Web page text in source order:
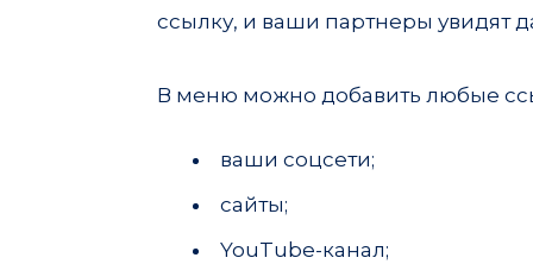
ссылку, и ваши партнеры увидят
В меню можно добавить любые
ваши соцсети;
сайты;
YouTube-канал;